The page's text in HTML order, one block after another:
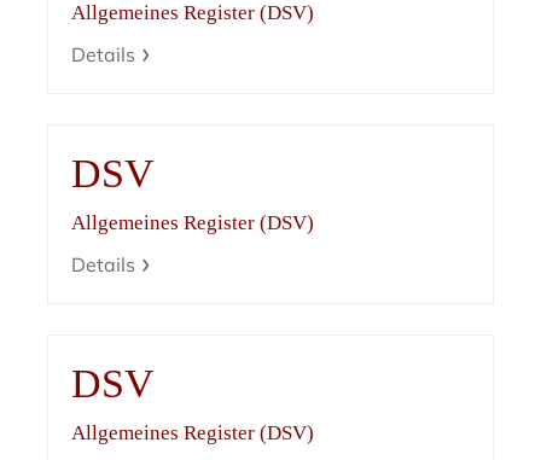
Allgemeines Register (DSV)
Details
DSV
Allgemeines Register (DSV)
Details
DSV
Allgemeines Register (DSV)